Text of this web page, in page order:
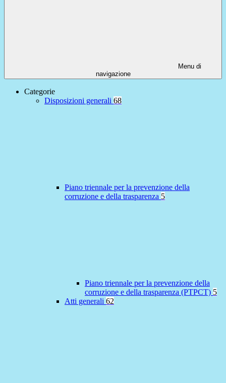
Menu di
navigazione
Categorie
Disposizioni generali 68
Piano triennale per la prevenzione della
corruzione e della trasparenza 5
Piano triennale per la prevenzione della
corruzione e della trasparenza (PTPCT) 5
Atti generali 62